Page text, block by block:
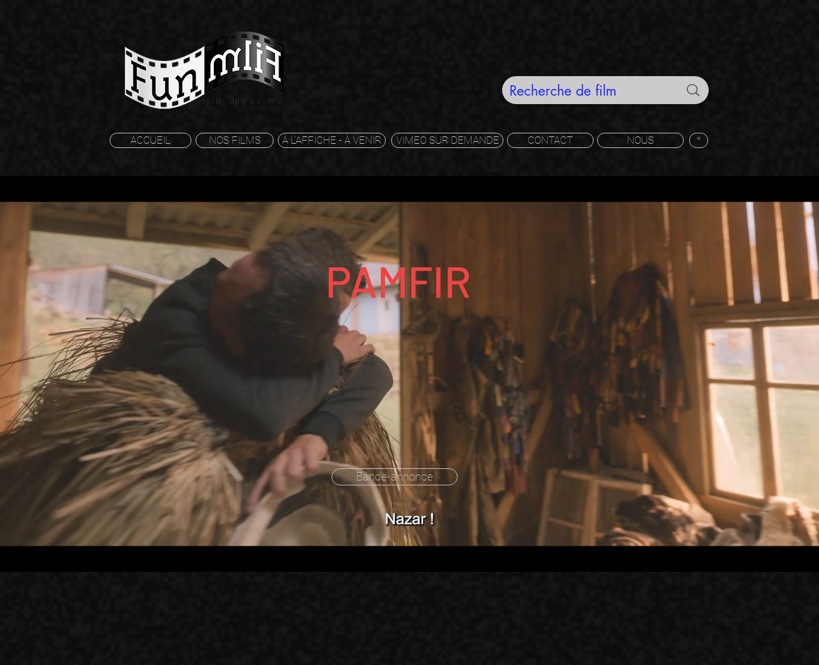
ACCUEIL NOS FILMS À L'AFFICHE - À VENIR VIMEO SUR DEMANDE CONTACT NOUS *
PAMFIR
Bande-annonce